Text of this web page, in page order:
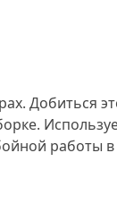
Добиться
работы в